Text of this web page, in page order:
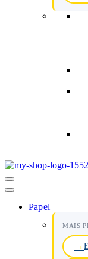
Menu
de
Papel
MAIS